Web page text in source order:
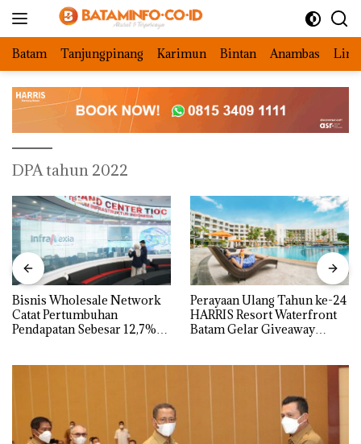
Batam Tanjungpinang Karimun Bintan Anambas
DPA tahun 2022
Bisnis Wholesale Network
Catat Pertumbuhan
Pendapatan Sebesar 12,7%
Perayaan Ulang Tahun ke-24
HARRIS Resort Waterfront
Batam Gelar Giveaway